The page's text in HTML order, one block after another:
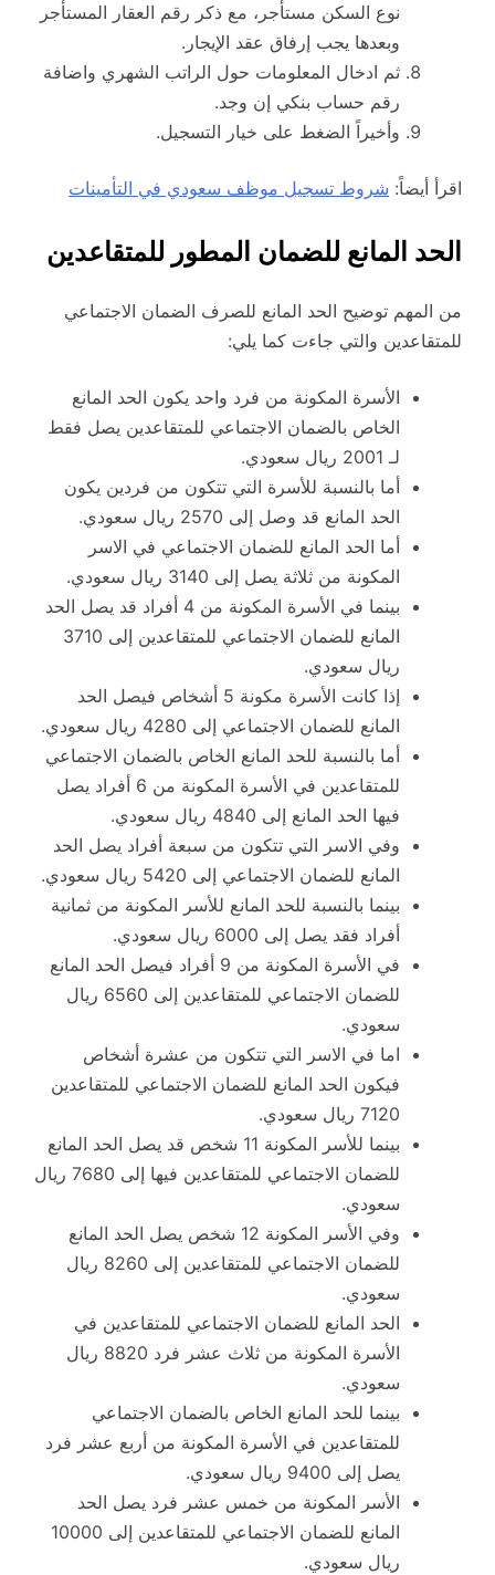
نوع السكن مستأجر، مع ذكر رقم العقار المستأجر
وبعدها يجب إرفاق عقد الإيجار.
ثم ادخال المعلومات حول الراتب الشهري واضافة
رقم حساب بنكي إن وجد.
وأخيراً الضغط على خيار التسجيل.
اقرأ أيضاً: شروط تسجيل موظف سعودي في التأمينات
الحد المانع للضمان المطور للمتقاعدين
من المهم توضيح الحد المانع للصرف الضمان الاجتماعي
للمتقاعدين والتي جاءت كما يلي:
الأسرة المكونة من فرد واحد يكون الحد المانع
الخاص بالضمان الاجتماعي للمتقاعدين يصل فقط
لـ 2001 ريال سعودي.
أما بالنسبة للأسرة التي تتكون من فردين يكون
الحد المانع قد وصل إلى 2570 ريال سعودي.
أما الحد المانع للضمان الاجتماعي في الاسر
المكونة من ثلاثة يصل إلى 3140 ريال سعودي.
بينما في الأسرة المكونة من 4 أفراد قد يصل الحد
المانع للضمان الاجتماعي للمتقاعدين إلى 3710
ريال سعودي.
إذا كانت الأسرة مكونة 5 أشخاص فيصل الحد
المانع للضمان الاجتماعي إلى 4280 ريال سعودي.
أما بالنسبة للحد المانع الخاص بالضمان الاجتماعي
للمتقاعدين في الأسرة المكونة من 6 أفراد يصل
فيها الحد المانع إلى 4840 ريال سعودي.
وفي الاسر التي تتكون من سبعة أفراد يصل الحد
المانع للضمان الاجتماعي إلى 5420 ريال سعودي.
بينما بالنسبة للحد المانع للأسر المكونة من ثمانية
أفراد فقد يصل إلى 6000 ريال سعودي.
في الأسرة المكونة من 9 أفراد فيصل الحد المانع
للضمان الاجتماعي للمتقاعدين إلى 6560 ريال
سعودي.
اما في الاسر التي تتكون من عشرة أشخاص
فيكون الحد المانع للضمان الاجتماعي للمتقاعدين
7120 ريال سعودي.
بينما للأسر المكونة 11 شخص قد يصل الحد المانع
للضمان الاجتماعي للمتقاعدين فيها إلى 7680 ريال
سعودي.
وفي الأسر المكونة 12 شخص يصل الحد المانع
للضمان الاجتماعي للمتقاعدين إلى 8260 ريال
سعودي.
الحد المانع للضمان الاجتماعي للمتقاعدين في
الأسرة المكونة من ثلاث عشر فرد 8820 ريال
سعودي.
بينما للحد المانع الخاص بالضمان الاجتماعي
للمتقاعدين في الأسرة المكونة من أربع عشر فرد
يصل إلى 9400 ريال سعودي.
الأسر المكونة من خمس عشر فرد يصل الحد
المانع للضمان الاجتماعي للمتقاعدين إلى 10000
ريال سعودي.